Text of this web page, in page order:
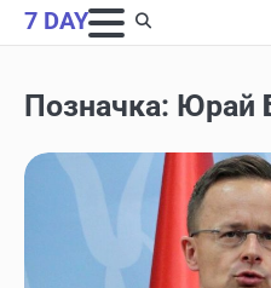
Skip
to
7 DAY
Позначка: Юрай